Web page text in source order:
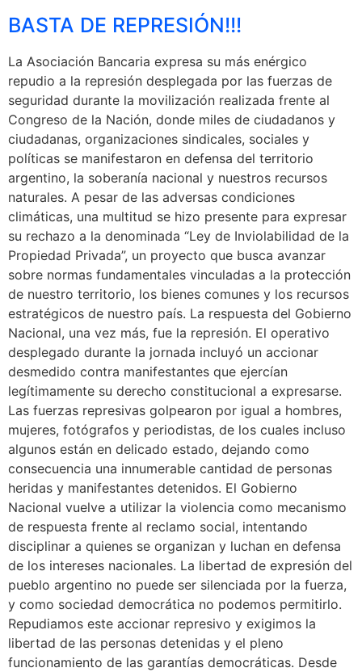
BASTA DE REPRESIÓN!!!
La Asociación Bancaria expresa su más enérgico
repudio a la represión desplegada por las fuerzas de
seguridad durante la movilización realizada frente al
Congreso de la Nación, donde miles de ciudadanos y
ciudadanas, organizaciones sindicales, sociales y
políticas se manifestaron en defensa del territorio
argentino, la soberanía nacional y nuestros recursos
naturales. A pesar de las adversas condiciones
climáticas, una multitud se hizo presente para expresar
su rechazo a la denominada “Ley de Inviolabilidad de la
Propiedad Privada”, un proyecto que busca avanzar
sobre normas fundamentales vinculadas a la protección
de nuestro territorio, los bienes comunes y los recursos
estratégicos de nuestro país. La respuesta del Gobierno
Nacional, una vez más, fue la represión. El operativo
desplegado durante la jornada incluyó un accionar
desmedido contra manifestantes que ejercían
legítimamente su derecho constitucional a expresarse.
Las fuerzas represivas golpearon por igual a hombres,
mujeres, fotógrafos y periodistas, de los cuales incluso
algunos están en delicado estado, dejando como
consecuencia una innumerable cantidad de personas
heridas y manifestantes detenidos. El Gobierno
Nacional vuelve a utilizar la violencia como mecanismo
de respuesta frente al reclamo social, intentando
disciplinar a quienes se organizan y luchan en defensa
de los intereses nacionales. La libertad de expresión del
pueblo argentino no puede ser silenciada por la fuerza,
y como sociedad democrática no podemos permitirlo.
Repudiamos este accionar represivo y exigimos la
libertad de las personas detenidas y el pleno
funcionamiento de las garantías democráticas. Desde